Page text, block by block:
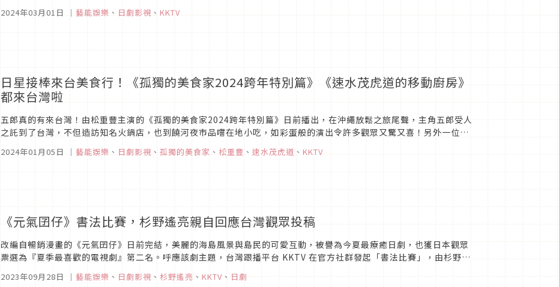
2024年03月01日 ｜ 藝能娛樂 、 日劇影視 、 KKTV
日星接棒來台美食行！《孤獨的美食家2024跨年特別篇》《速水茂虎道的移動廚房》
都來台灣啦
五郎真的有來台灣！由松重豐主演的《孤獨的美食家2024跨年特別篇》日前播出，在沖繩放鬆之旅尾聲，主角五郎受人
之託到了台灣，不但造訪知名火鍋店，也到饒河夜市品嚐在地小吃，如彩蛋般的演出令許多觀眾又驚又喜！另外一位超
2024年01月05日 ｜ 藝能娛樂 、 日劇影視 、 孤獨的美食家 、 松重豐 、 速水茂虎道 、 KKTV
《元氣囝仔》書法比賽，杉野遙亮親自回應台灣觀眾投稿
改編自暢銷漫畫的《元氣囝仔》日前完結，美麗的海島風景與島民的可愛互動，被譽為今夏最療癒日劇，也獲日本觀眾
票選為『夏季最喜歡的電視劇』第二名。呼應該劇主題，台灣跟播平台 KKTV 在官方社群發起「書法比賽」，由杉野遙
2023年09月28日 ｜ 藝能娛樂 、 日劇影視 、 杉野遙亮 、 KKTV 、 日劇